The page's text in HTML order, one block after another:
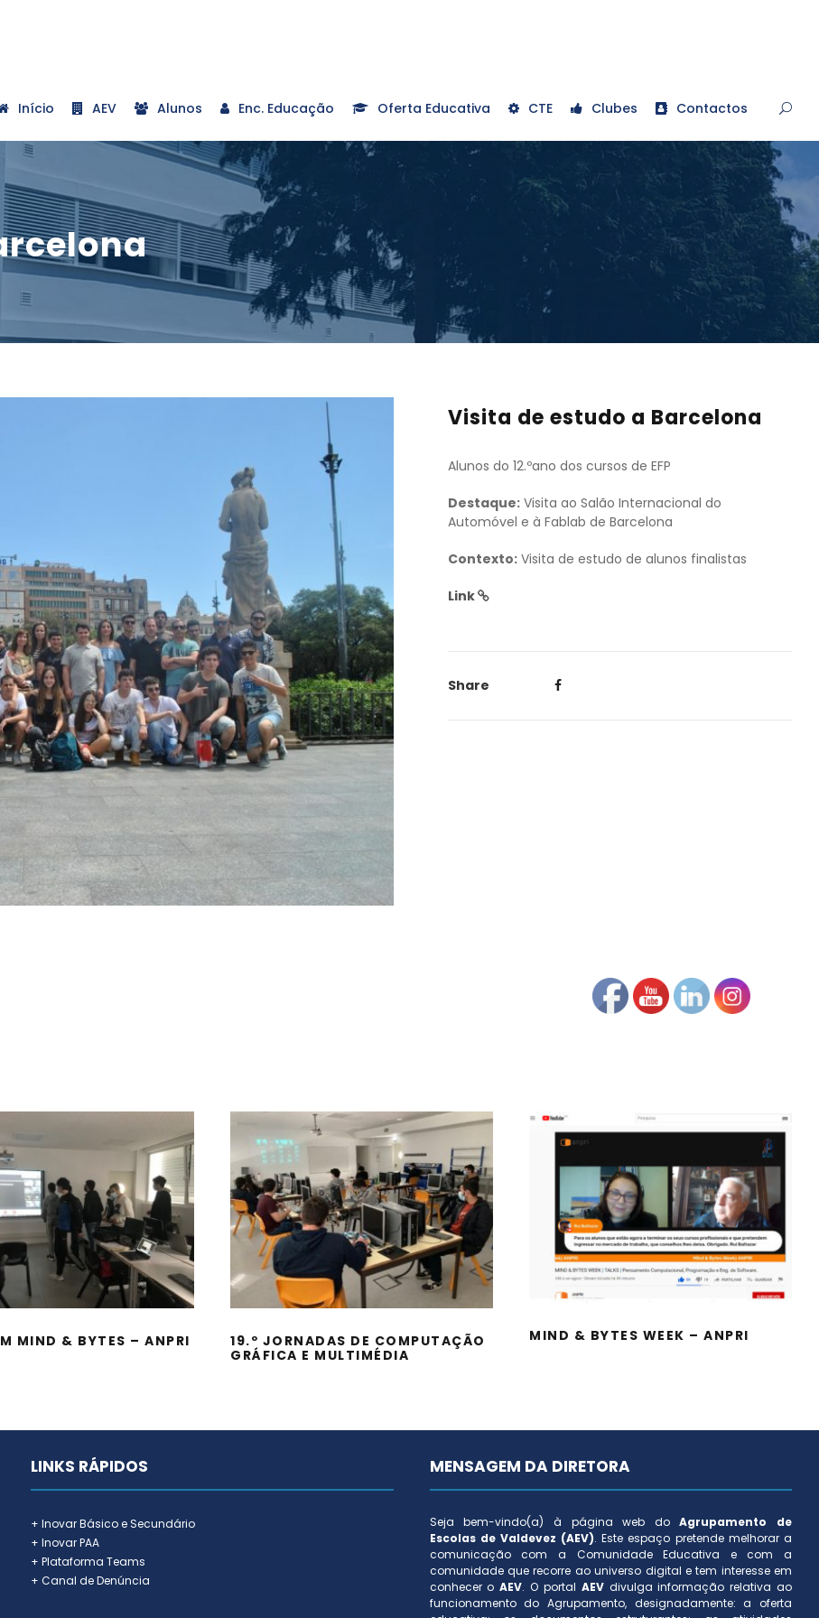
Início AEV Alunos Enc. Educação Oferta Educativa CTE Clubes Contactos
Visita de estudo a Barcelona
Alunos do 12.ºano dos cursos de EFP
Destaque:Visita ao Salão Internacional do
Automóvel e à Fablab de Barcelona
Contexto:Visita de estudo de alunos finalistas
Link
Share
JAM MIND & BYTES
– ANPRI
MIND & BYTES – ANPRI
19.º JORNADAS DE
COMPUTAÇÃO GRÁFICA
E MULTIMÉDIA
19.º JORNADAS DE COMPUTAÇÃO
GRÁFICA E MULTIMÉDIA
MIND & BYTES WEEK –
ANPRI
MIND & BYTES WEEK – ANPRI
LINKS RÁPIDOS
+ Inovar Básico e Secundário
+ Inovar PAA
+ Plataforma Teams
+ Canal de Denúncia
MENSAGEM DA DIRETORA
Seja bem-vindo(a) à página web doAgrupamento de
Escolas de Valdevez (AEV). Este espaço pretende melhorar a
comunicação com a Comunidade Educativa e com a
comunidade que recorre ao universo digital e tem interesse em
conhecer oAEV. O portal AEVdivulga informação relativa ao
funcionamento do Agrupamento, designadamente: a oferta